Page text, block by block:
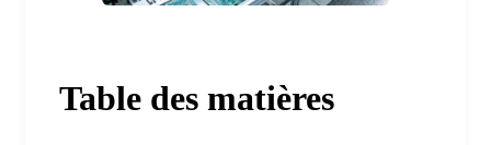
Table des matières